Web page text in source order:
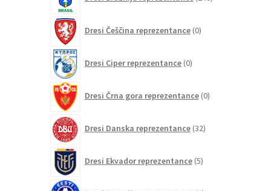
izdelkov
Dresi Češčina reprezentance 0izdelkov
Dresi Ciper reprezentance 0izdelkov
Dresi Črna gora reprezentance 0izdelkov
Dresi Danska reprezentance 32izdelkov
Dresi Ekvador reprezentance 5izdelkov